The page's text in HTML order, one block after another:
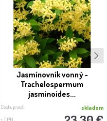
Jasmínovník vonný -
Trachelospermum
jasminoides...
Dostupnosť: skladom
s DPH